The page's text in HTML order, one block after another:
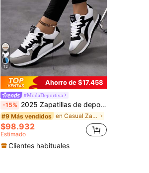
12
Ahorro de $17.458
#ModaDeportiva
-15% 2025 Zapatillas de deporte casuales cómodas con suela blanda, punta redonda y cordones, de estilo vintage para mujer. Zapatos versátiles y transpirables para uso diario en verano.
#9 Más vendidos en Casual Zapatillas De Mujer
$98.932
Estimado
Clientes habituales